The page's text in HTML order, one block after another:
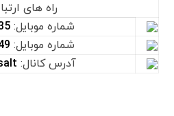
راه های
شماره موبایل:
شماره موبایل:
آدرس کانال: